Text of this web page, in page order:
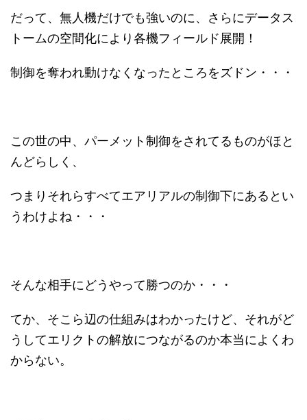
だって、無人機だけでも強いのに、さらにデータス
トームの空間化により各機フィールド展開！
制御を奪われ動けなくなったところをズドン・・・
この世の中、パーメット制御をされてるものがほと
んどらしく、
つまりそれらすべてエアリアルの制御下にあるとい
うわけよね・・・
そんな相手にどうやって勝つのか・・・
てか、そこら辺の仕組みはわかったけど、それがど
うしてエリクトの解放につながるのか本当によくわ
からない。